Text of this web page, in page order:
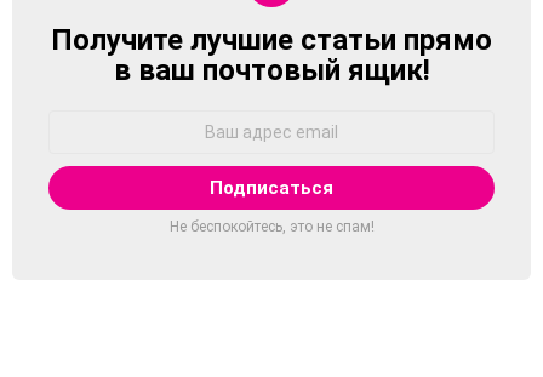
NEWSLETTER
Получите лучшие статьи прямо
в ваш почтовый ящик!
Не беспокойтесь, это не спам!